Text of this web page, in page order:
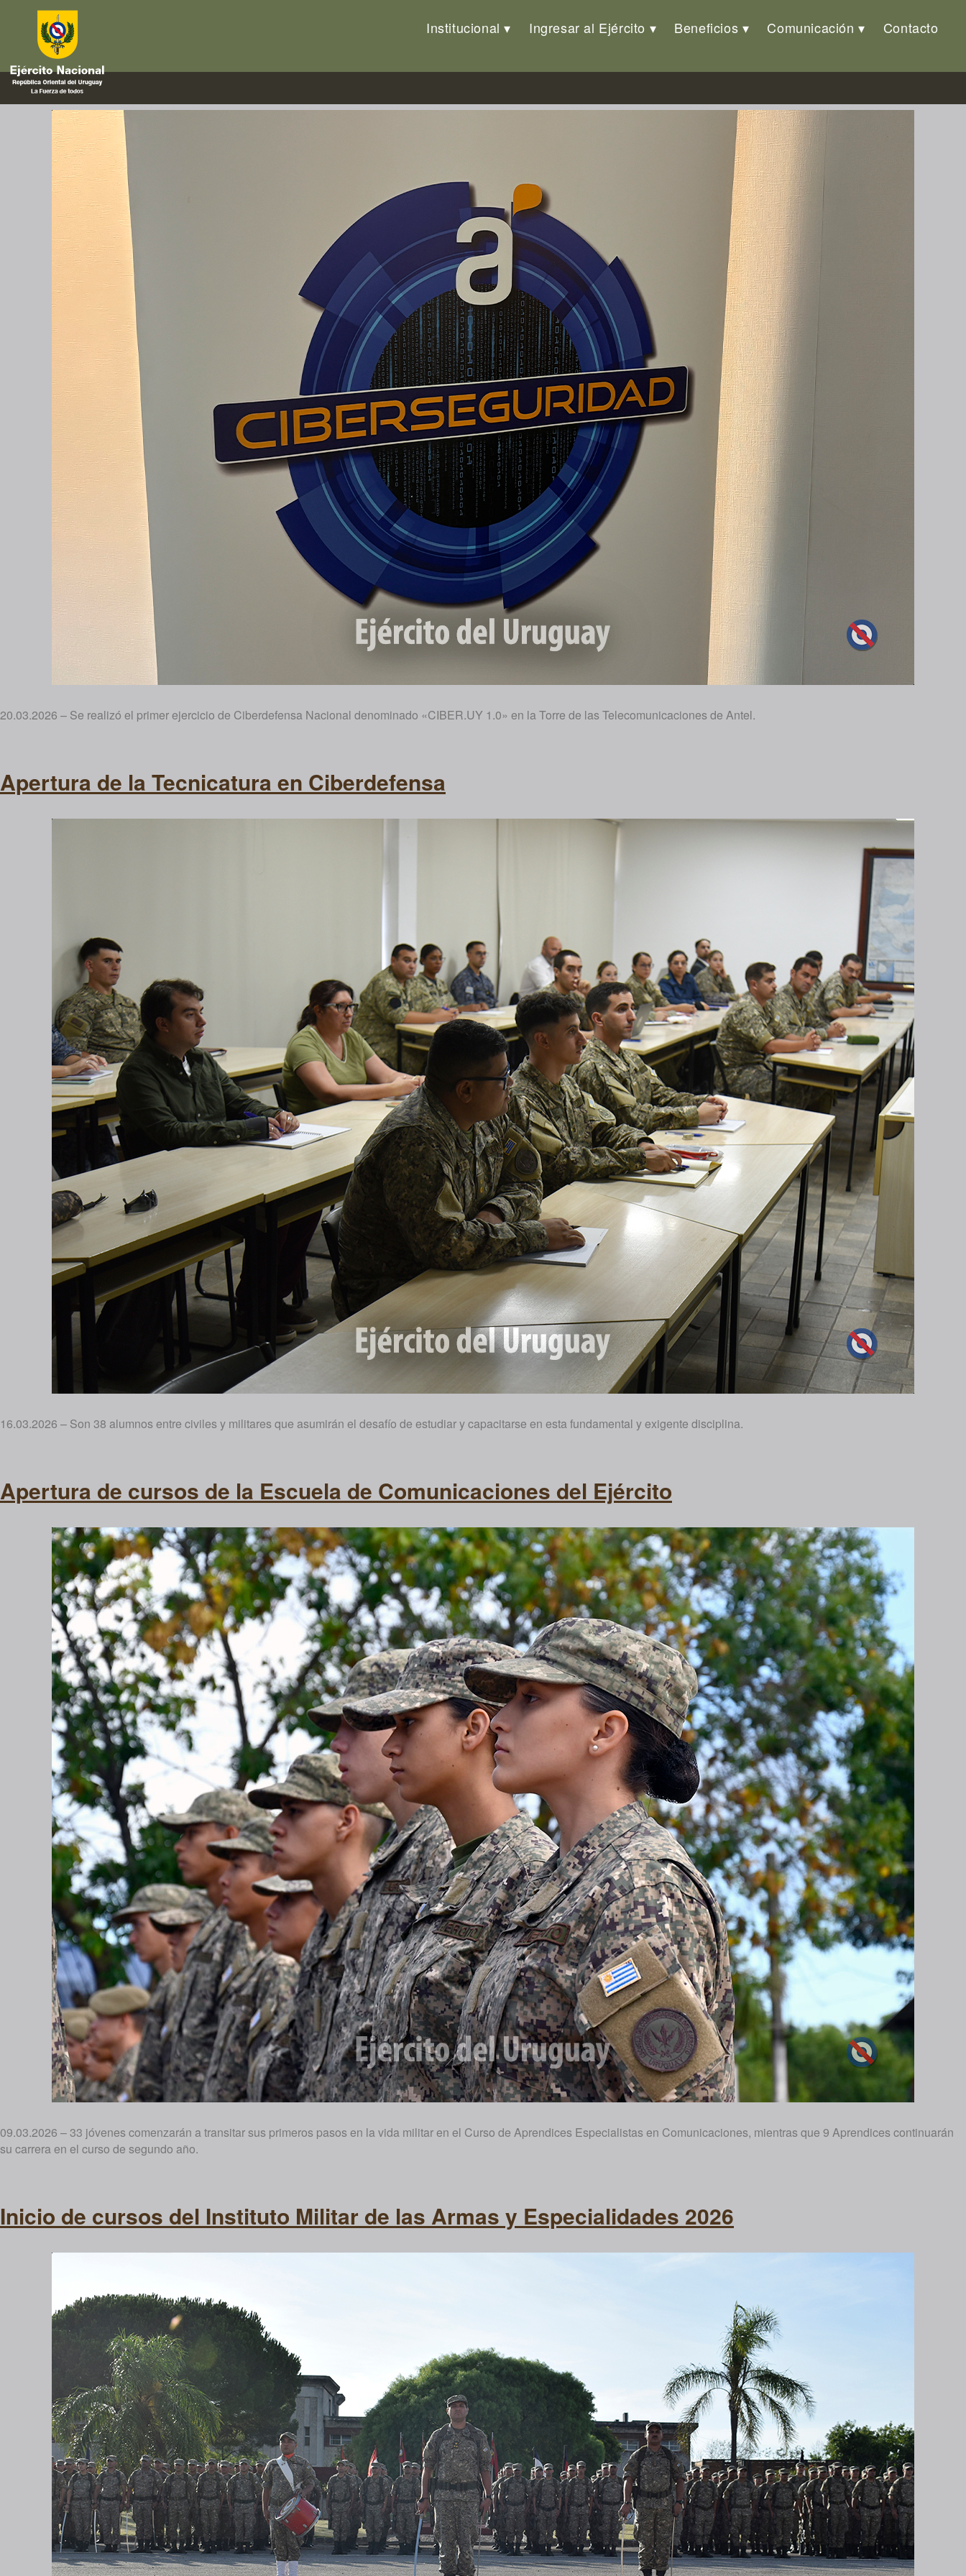
Institucional Ingresar al Ejército Beneficios Comunicación Contacto
apertura
Se desarrolló el primer ejercicio de Ciberdefensa Nacional
20.03.2026 – Se realizó el primer ejercicio de Ciberdefensa Nacional denominado «CIBER.UY 1.0» en la Torre de las Telecomunicaciones de Antel.
Apertura de la Tecnicatura en Ciberdefensa
16.03.2026 – Son 38 alumnos entre civiles y militares que asumirán el desafío de estudiar y capacitarse en esta fundamental y exigente disciplina.
Apertura de cursos de la Escuela de Comunicaciones del Ejército
09.03.2026 – 33 jóvenes comenzarán a transitar sus primeros pasos en la vida militar en el Curso de Aprendices Especialistas en Comunicaciones, mientras que 9 Aprendices continuarán
su carrera en el curso de segundo año.
Inicio de cursos del Instituto Militar de las Armas y Especialidades 2026